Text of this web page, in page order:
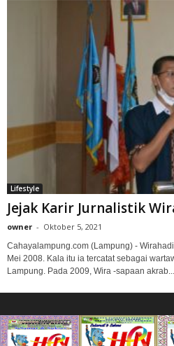
Lifestyle
Jejak Karir Jurnalistik
owner - Oktober 5, 2021
Cahayalampung.com (Lampung) -
Mei 2008. Kala itu ia tercatat sebagai
Lampung. Pada 2009, Wira -sapaan akrab...